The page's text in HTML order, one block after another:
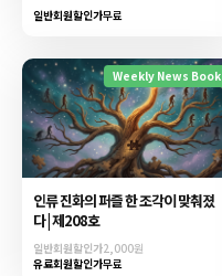
일반회원할인가무료
Weekly News Book
인류 진화의 퍼즐 한 조각이 맞춰졌
다 | 제208호
일반회원할인가2,000원
유료회원할인가무료